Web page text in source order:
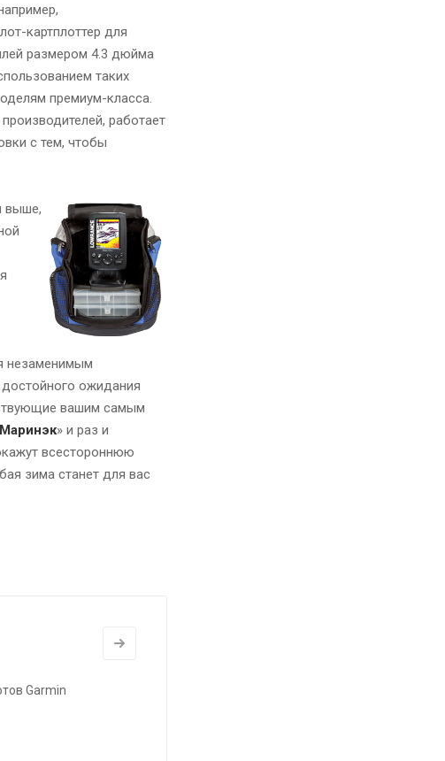
картплоттер для
размером 4.3 дюйма
таких
премиум-класса.
работает
с тем, чтобы
выше,
незаменимым
ожидания
вашим самым
Маринэк» и раз и
всестороннюю
зима станет для вас
Garmin